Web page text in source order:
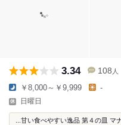
3.34 108 人
￥8,000～￥9,999 -
日曜日
...甘い食べやすい逸品 第４の皿